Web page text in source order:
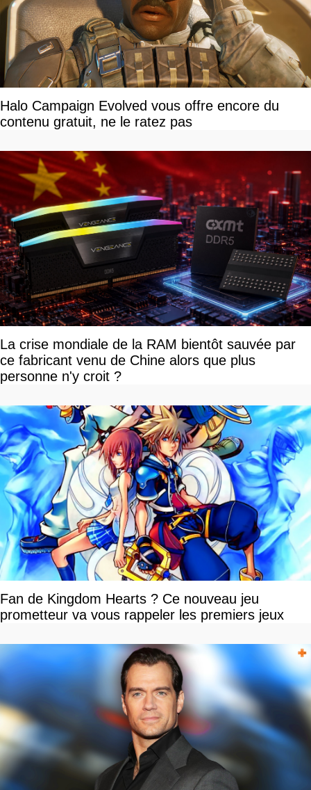
Halo Campaign Evolved vous offre encore du
contenu gratuit, ne le ratez pas
La crise mondiale de la RAM bientôt sauvée par
ce fabricant venu de Chine alors que plus
personne n'y croit ?
Fan de Kingdom Hearts ? Ce nouveau jeu
prometteur va vous rappeler les premiers jeux